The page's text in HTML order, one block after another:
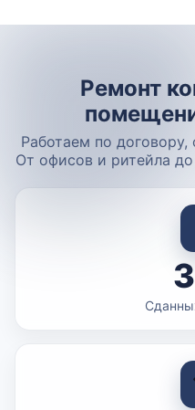
Ремонт
Работаем по
От офисов и ритейла